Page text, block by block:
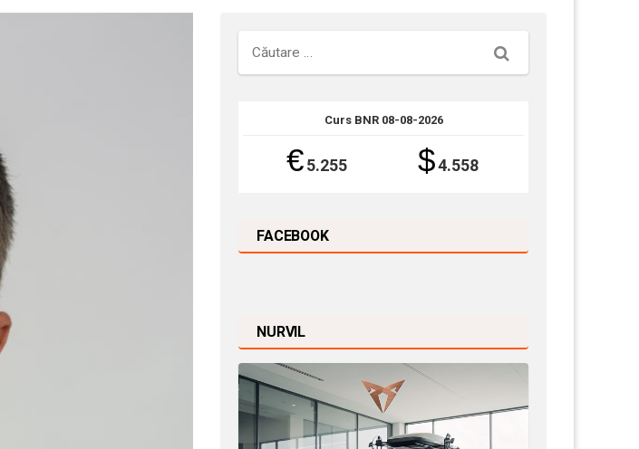
Căutare
Curs BNR 08-08-2026
€ 5.255 $4.558
FACEBOOK
NURVIL